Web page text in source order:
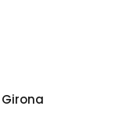
Girona